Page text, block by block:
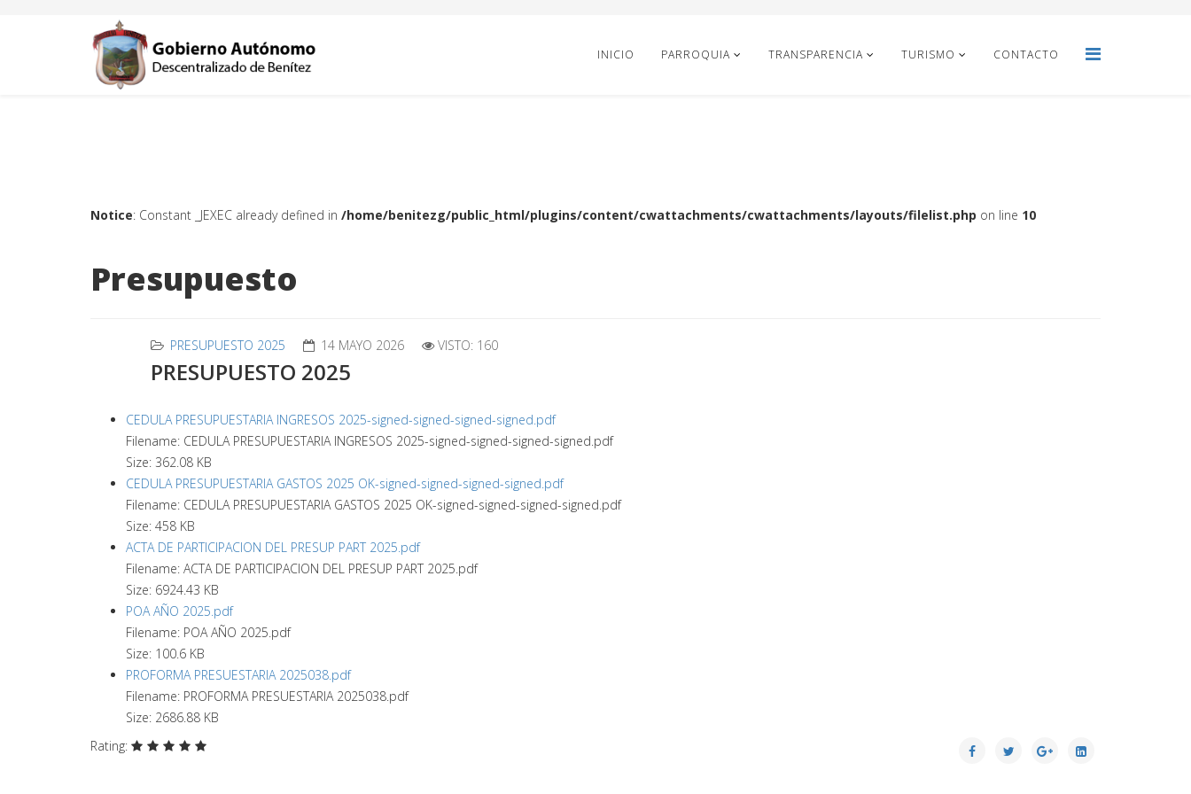
INICIO PARROQUIA TRANSPARENCIA TURISMO CONTACTO
Notice: Constant _JEXEC already defined in /home/benitezg/public_html/plugins/content/cwattachments/cwattachments/layouts/filelist.php on line 10
Presupuesto
PRESUPUESTO 2025 14 MAYO 2026 VISTO: 160
PRESUPUESTO 2025
CEDULA PRESUPUESTARIA INGRESOS 2025-signed-signed-signed-signed.pdf
Filename: CEDULA PRESUPUESTARIA INGRESOS 2025-signed-signed-signed-signed.pdf
Size: 362.08 KB
CEDULA PRESUPUESTARIA GASTOS 2025 OK-signed-signed-signed-signed.pdf
Filename: CEDULA PRESUPUESTARIA GASTOS 2025 OK-signed-signed-signed-signed.pdf
Size: 458 KB
ACTA DE PARTICIPACION DEL PRESUP PART 2025.pdf
Filename: ACTA DE PARTICIPACION DEL PRESUP PART 2025.pdf
Size: 6924.43 KB
POA AÑO 2025.pdf
Filename: POA AÑO 2025.pdf
Size: 100.6 KB
PROFORMA PRESUESTARIA 2025038.pdf
Filename: PROFORMA PRESUESTARIA 2025038.pdf
Size: 2686.88 KB
Rating: